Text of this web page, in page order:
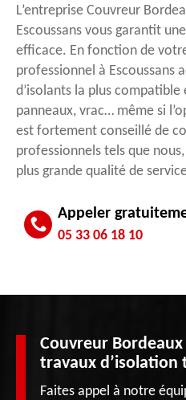
L’entreprise Couvreur
Escoussans vous garantit
efficace. En fonction de
professionnel à Escoussans
d’isolants la plus
panneaux, vrac… même si
est fortement conseillé de
professionnels tels que
plus grande qualité de
Appeler
05 33 06 18 10
Couvreur
travaux d’isolation
Faites appel à notre